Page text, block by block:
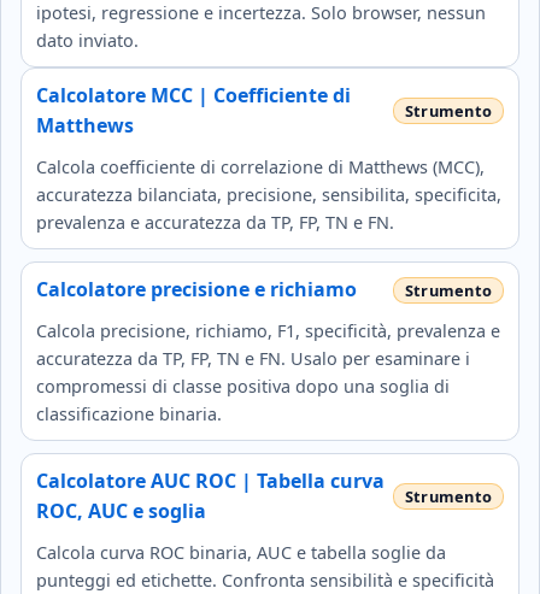
ipotesi, regressione e incertezza. Solo browser, nessun
dato inviato.
Calcolatore MCC | Coefficiente di
Matthews
Calcola coefficiente di correlazione di Matthews (MCC),
accuratezza bilanciata, precisione, sensibilita, specificita,
prevalenza e accuratezza da TP, FP, TN e FN.
Calcolatore precisione e richiamo
Calcola precisione, richiamo, F1, specificità, prevalenza e
accuratezza da TP, FP, TN e FN. Usalo per esaminare i
compromessi di classe positiva dopo una soglia di
classificazione binaria.
Calcolatore AUC ROC | Tabella curva
ROC, AUC e soglia
Calcola curva ROC binaria, AUC e tabella soglie da
punteggi ed etichette. Confronta sensibilità e specificità